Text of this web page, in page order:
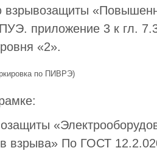
взрывозащиты
приложение 3 к гл.
«2».
по ПИВРЭ)
взрыва» По ГОСТ